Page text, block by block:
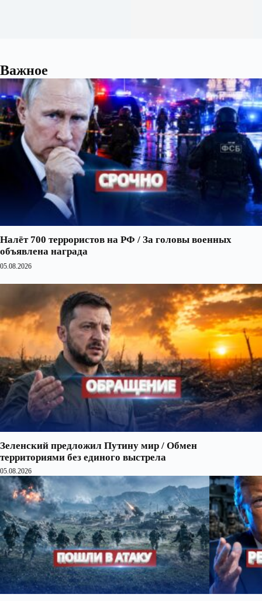
Важное
Налёт 700 террористов на РФ / За головы военных
объявлена награда
05.08.2026
Зеленский предложил Путину мир / Обмен
территориями без единого выстрела
05.08.2026